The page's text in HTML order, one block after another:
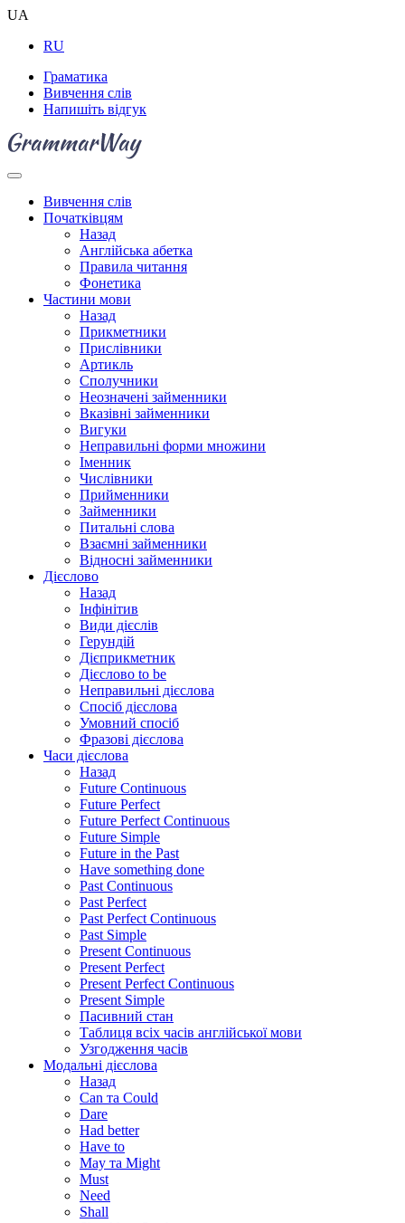
UA
RU
Граматика
Вивчення слів
Напишіть відгук
Вивчення слів
Початківцям
Назад
Англійська абетка
Правила читання
Фонетика
Частини мови
Назад
Прикметники
Прислівники
Артикль
Сполучники
Неозначені займенники
Вказівні займенники
Вигуки
Неправильні форми множини
Іменник
Числівники
Прийменники
Займенники
Питальні слова
Взаємні займенники
Відносні займенники
Дієслово
Назад
Інфінітив
Види дієслів
Герундій
Дієприкметник
Дієслово to be
Неправильні дієслова
Спосіб дієслова
Умовний спосіб
Фразові дієслова
Часи дієслова
Назад
Future Continuous
Future Perfect
Future Perfect Continuous
Future Simple
Future in the Past
Have something done
Past Continuous
Past Perfect
Past Perfect Continuous
Past Simple
Present Continuous
Present Perfect
Present Perfect Continuous
Present Simple
Пасивний стан
Таблиця всіх часів англійської мови
Узгодження часів
Модальні дієслова
Назад
Can та Could
Dare
Had better
Have to
May та Might
Must
Need
Shall